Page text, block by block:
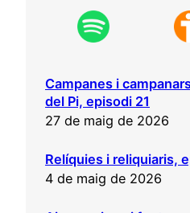
Campanes i
del Pi, episodi 21
27 de maig de 2026
Relíquies i reliquiaris,
4 de maig de 2026